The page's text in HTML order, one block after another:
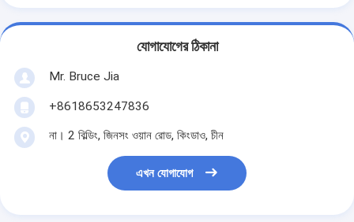
যোগাযোগের ঠিকানা
Mr. Bruce Jia
+8618653247836
না। 2 বিল্ডিং, জিনসং ওয়ান রোড, কিংডাও, চীন
এখন যোগাযোগ